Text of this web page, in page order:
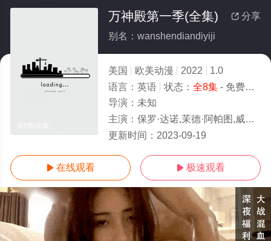
 分享
万神殿第一季(全集)
别名：wanshendiandiyiji
美国 欧美动漫 2022
1.0
语言： 英语 状态： 全8集- 免费在线观看
导演： 未知
主演： 保罗·达诺,茉德·阿帕图,威廉·赫特,劳拉·普沃,泰勒·席林,艾伦·艾克哈特,斯科特·麦克纳
更新时间： 2023-09-19
 在线观看  极速观看